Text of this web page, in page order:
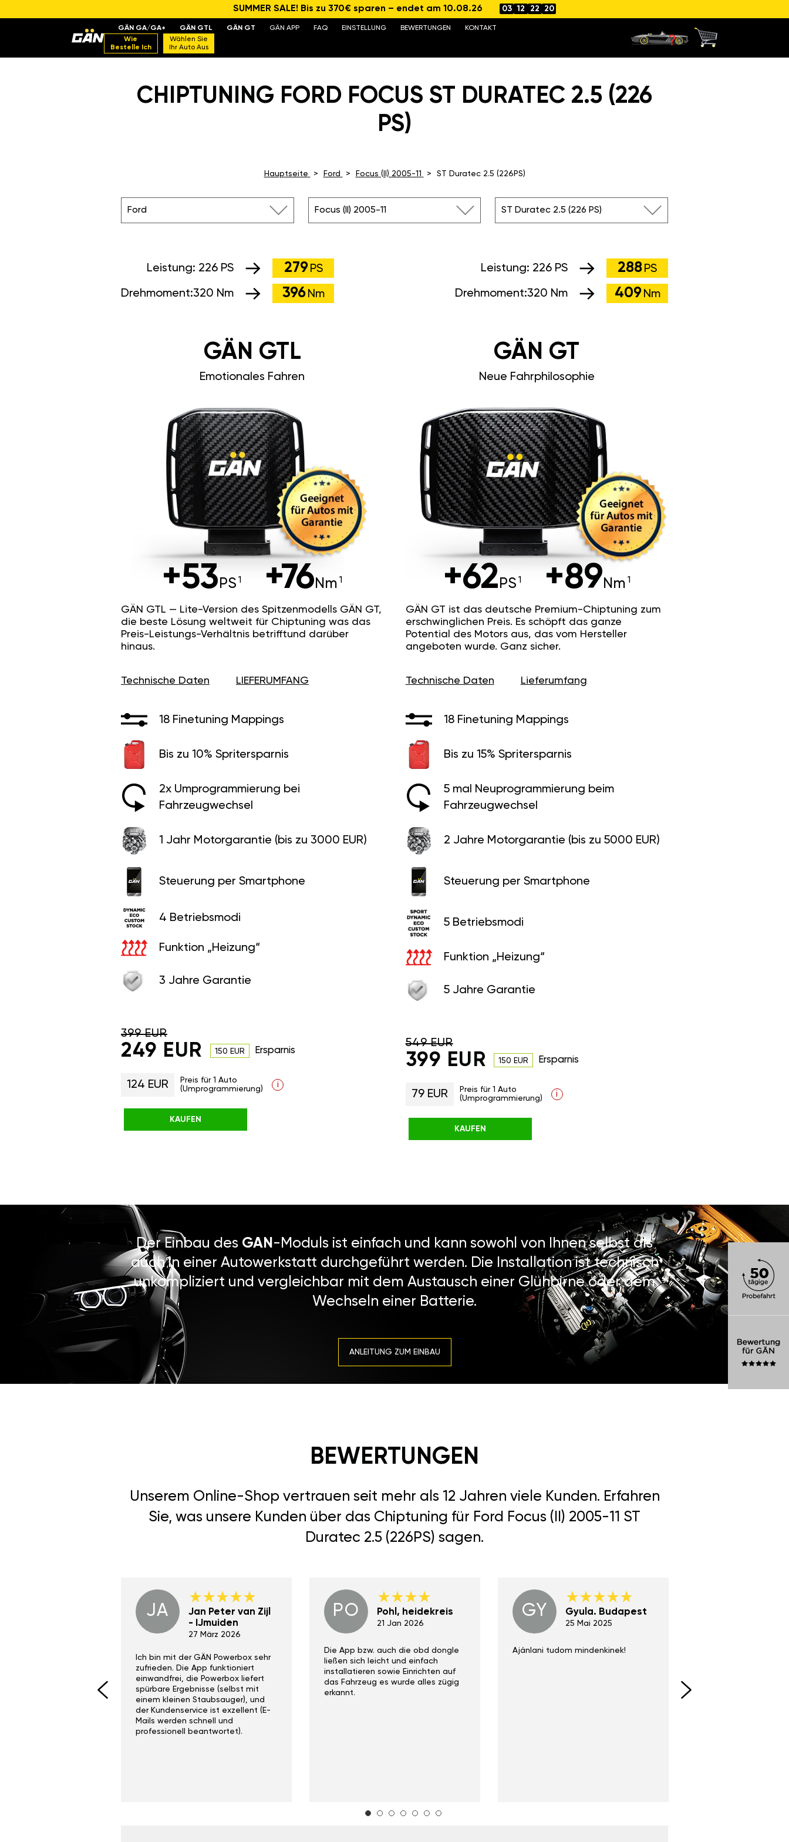
SUMMER SALE! Bis zu 370€ sparen – endet am 10.08.26 03 12 22 19
GÄN GA/GA+ GÄN GTL GÄN GT GÄN APP FAQ EINSTELLUNG BEWERTUNGEN
KONTAKT
Wie
Bestelle Ich
Wählen Sie
Ihr Auto Aus
CHIPTUNING FORD FOCUS ST DURATEC 2.5 (226
PS)
Hauptseite Ford Focus (II) 2005-11 ST Duratec 2.5 (226PS)
Ford Focus (II) 2005-11 ST Duratec 2.5 (226 PS)
Leistung: 226 PS 288 PS
Drehmoment:320 Nm 409 Nm
Leistung: 226 PS 279 PS
Drehmoment:320 Nm 396 Nm
GÄN GT
Neue Fahrphilosophie
+62 PS +89 Nm
GÄN GT ist das deutsche Premium-Chiptuning zum
erschwinglichen Preis. Es schöpft das ganze
Potential des Motors aus, das vom Hersteller
angeboten wurde. Ganz sicher.
Technische Daten Lieferumfang
18 Finetuning Mappings
Bis zu 15% Spritersparnis
5 mal Neuprogrammierung beim
Fahrzeugwechsel
2 Jahre Motorgarantie (bis zu 5000 EUR)
Steuerung per Smartphone
5 Betriebsmodi
Funktion „Heizung“
5 Jahre Garantie
549 EUR
399 EUR 150 EUR Ersparnis
79 EUR
Preis für 1 Auto
(Umprogrammierung)
i
KAUFEN
GÄN GTL
Emotionales Fahren
+53 PS +76 Nm
GÄN GTL — Lite-Version des Spitzenmodells GÄN GT,
die beste Lösung weltweit für Chiptuning was das
Preis-Leistungs-Verhältnis betrifftund darüber
hinaus.
Technische Daten LIEFERUMFANG
18 Finetuning Mappings
Bis zu 10% Spritersparnis
2x Umprogrammierung bei
Fahrzeugwechsel
1 Jahr Motorgarantie (bis zu 3000 EUR)
Steuerung per Smartphone
4 Betriebsmodi
Funktion „Heizung“
3 Jahre Garantie
399 EUR
249 EUR 150 EUR Ersparnis
124 EUR
Preis für 1 Auto
(Umprogrammierung)
i
KAUFEN
Der Einbau des GAN -Moduls ist einfach und kann sowohl von Ihnen selbst als
auch in einer Autowerkstatt durchgeführt werden. Die Installation ist technisch
unkompliziert und vergleichbar mit dem Austausch einer Glühbirne oder dem
Wechseln einer Batterie.
ANLEITUNG ZUM EINBAU
BEWERTUNGEN
Unserem Online-Shop vertrauen seit mehr als 12 Jahren viele Kunden. Erfahren
Sie, was unsere Kunden über das Chiptuning für Ford Focus (II) 2005-11 ST
Duratec 2.5 (226PS) sagen.
JA
Jan Peter van Zijl
- IJmuiden
27 März 2026
Ich bin mit der GÄN Powerbox sehr
zufrieden. Die App funktioniert
einwandfrei, die Powerbox liefert
spürbare Ergebnisse (selbst mit
einem kleinen Staubsauger), und
der Kundenservice ist exzellent (E-
Mails werden schnell und
professionell beantwortet).
PO Pohl, heidekreis
21 Jan 2026
Die App bzw. auch die obd dongle
ließen sich leicht und einfach
installatieren sowie Einrichten auf
das Fahrzeug es wurde alles zügig
erkannt.
GY Gyula. Budapest
25 Mai 2025
Ajánlani tudom mindenkinek!